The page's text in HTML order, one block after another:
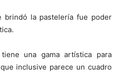
brindó la pastelería fue poder
una gama artística para
inclusive parece un cuadro